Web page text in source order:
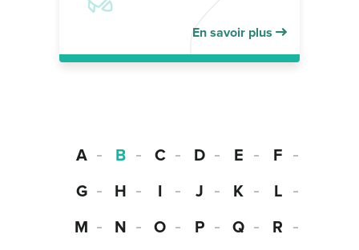
En savoir plus
A B C D E
F
G
H I J K
L
M
N O P Q
R